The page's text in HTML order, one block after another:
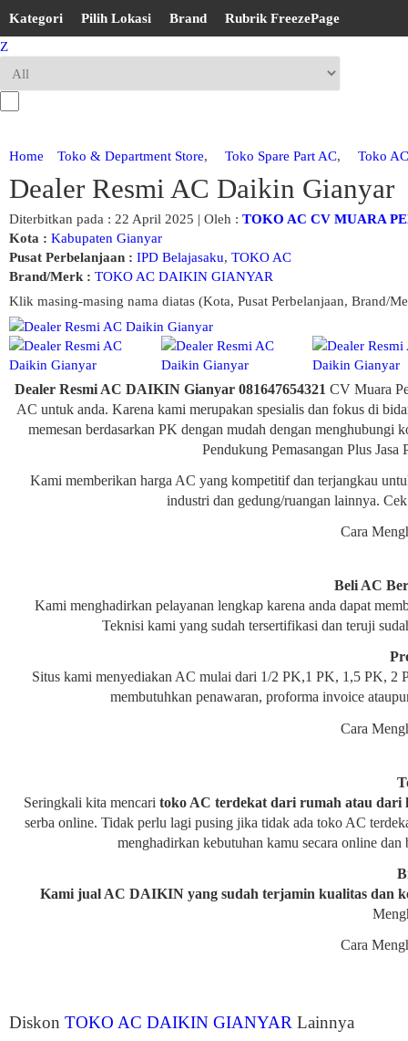
Kategori Pilih Lokasi Brand
Rubrik FreezePage
Z
Home Toko & Department Store, Toko Spare Part AC, Toko AC
Dealer Resmi AC Daikin Gianyar
Diterbitkan pada : 22 April 2025 | Oleh : TOKO AC CV MUARA
Kota : Kabupaten Gianyar
Pusat Perbelanjaan : IPD Belajasaku, TOKO AC
Brand/Merk : TOKO AC DAIKIN GIANYAR
Klik masing-masing nama diatas (Kota, Pusat Perbelanjaan, Brand/
Dealer Resmi AC DAIKIN Gianyar 081647654321 CV Muara
AC untuk anda. Karena kami merupakan spesialis dan fokus di
memesan berdasarkan PK dengan mudah dengan
Pendukung Pemasangan Plus
Kami memberikan harga AC yang kompetitif dan terjangkau
industri dan gedung/ruangan lainnya.
Cara
Beli AC
Kami menghadirkan pelayanan lengkap karena anda dapat
Teknisi kami yang sudah tersertifikasi dan teruji
Situs kami menyediakan AC mulai dari 1/2 PK,1 PK, 1,5 PK,
membutuhkan penawaran, proforma invoice
Cara
Seringkali kita mencaritoko AC terdekat dari rumah atau dari
serba online. Tidak perlu lagi pusing jika tidak ada toko AC
menghadirkan kebutuhan kamu secara online
Kami jual AC DAIKIN yang sudah terjamin kualitas dan
Cara
Diskon TOKO AC DAIKIN GIANYAR Lainnya